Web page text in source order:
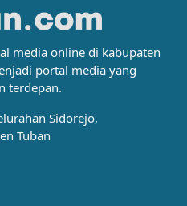
media online di kabupaten
portal media yang
terdepan.
Sidorejo,
Tuban